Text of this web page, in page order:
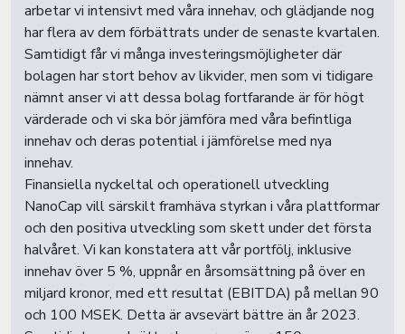
arbetar vi intensivt med våra innehav, och glädjande nog
har flera av dem förbättrats under de senaste kvartalen.
Samtidigt får vi många investeringsmöjligheter där
bolagen har stort behov av likvider, men som vi tidigare
nämnt anser vi att dessa bolag fortfarande är för högt
värderade och vi ska bör jämföra med våra befintliga
innehav och deras potential i jämförelse med nya
innehav.
Finansiella nyckeltal och operationell utveckling
NanoCap vill särskilt framhäva styrkan i våra plattformar
och den positiva utveckling som skett under det första
halvåret. Vi kan konstatera att vår portfölj, inklusive
innehav över 5 %, uppnår en årsomsättning på över en
miljard kronor, med ett resultat (EBITDA) på mellan 90
och 100 MSEK. Detta är avsevärt bättre än år 2023.